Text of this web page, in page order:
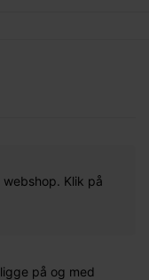
Klik på
på og med